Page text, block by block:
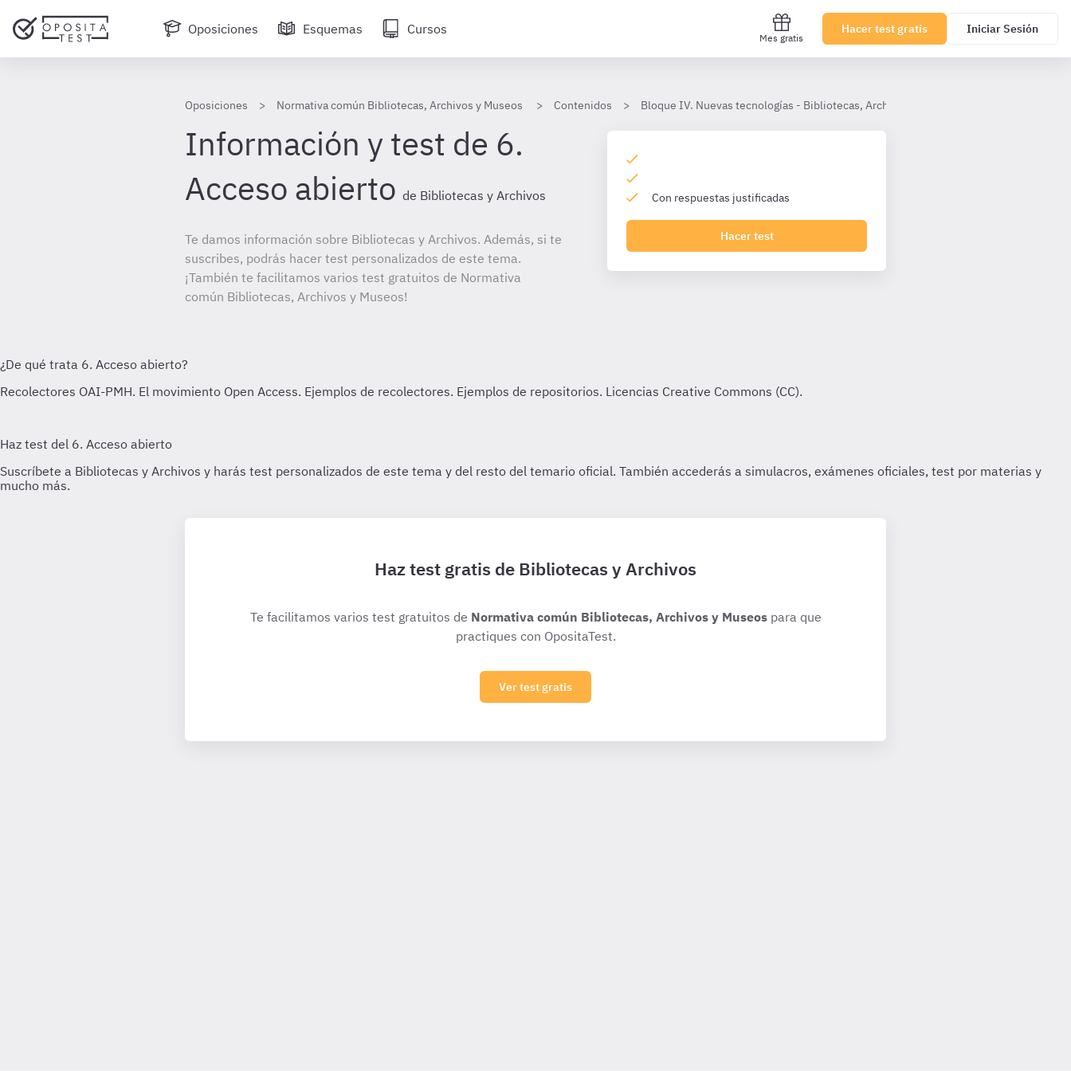
Oposiciones Esquemas Cursos
Mes gratis
Hacer test gratis Iniciar Sesión
Oposiciones Normativa común Bibliotecas, Archivos y Museos Contenidos Bloque IV. Nuevas tecnologías - Bibliotecas, Archivos, Museos
Información y test de 6.
Acceso abierto de Bibliotecas y Archivos
Te damos información sobre Bibliotecas y Archivos. Además, si te
suscribes, podrás hacer test personalizados de este tema.
¡También te facilitamos varios test gratuitos de Normativa
común Bibliotecas, Archivos y Museos!
Con respuestas justificadas
Hacer test
Haz test gratis de Bibliotecas y Archivos
Te facilitamos varios test gratuitos de Normativa común Bibliotecas, Archivos y Museospara que
practiques con OpositaTest.
Ver test gratis